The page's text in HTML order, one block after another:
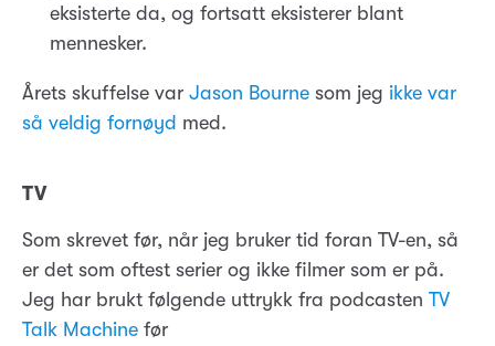
eksisterte da, og fortsatt eksisterer blant
mennesker.
Årets skuffelse var Jason Bourne som jeg ikke var
så veldig fornøyd med.
TV
Som skrevet før, når jeg bruker tid foran TV-en, så
er det som oftest serier og ikke filmer som er på.
Jeg har brukt følgende uttrykk fra podcasten TV
Talk Machine før